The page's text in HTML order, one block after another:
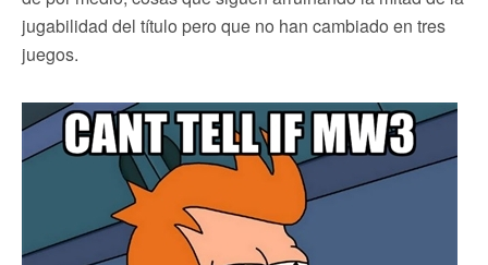
jugabilidad del título pero que no han cambiado en tres
juegos.